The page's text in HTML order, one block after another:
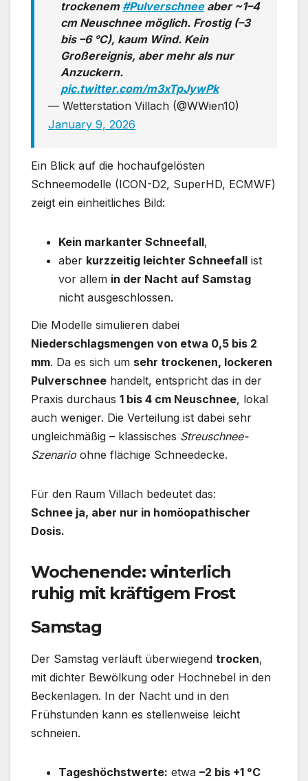
trockenem #Pulverschneeaber ~1–4
cm Neuschnee möglich. Frostig (–3
bis –6 °C), kaum Wind. Kein
Großereignis, aber mehr als nur
Anzuckern.
pic.twitter.com/m3xTpJywPk
— Wetterstation Villach (@WWien10)
January 9, 2026
Ein Blick auf die hochaufgelösten
Schneemodelle (ICON-D2, SuperHD, ECMWF)
zeigt ein einheitliches Bild:
Kein markanter Schneefall,
aber kurzzeitig leichter Schneefall ist
vor allem in der Nacht auf Samstag
nicht ausgeschlossen.
Die Modelle simulieren dabei
Niederschlagsmengen von etwa 0,5 bis 2
mm. Da es sich um sehr trockenen, lockeren
Pulverschnee handelt, entspricht das in der
Praxis durchaus 1 bis 4 cm Neuschnee, lokal
auch weniger. Die Verteilung ist dabei sehr
ungleichmäßig – klassisches Streuschnee-
Szenario ohne flächige Schneedecke.
Für den Raum Villach bedeutet das:
Schnee ja, aber nur in homöopathischer
Dosis.
Wochenende: winterlich
ruhig mit kräftigem Frost
Samstag
Der Samstag verläuft überwiegend trocken,
mit dichter Bewölkung oder Hochnebel in den
Beckenlagen. In der Nacht und in den
Frühstunden kann es stellenweise leicht
schneien.
Tageshöchstwerte: etwa –2 bis +1 °C